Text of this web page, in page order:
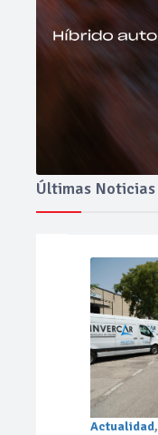
Últimas Noticias
Actualidad,